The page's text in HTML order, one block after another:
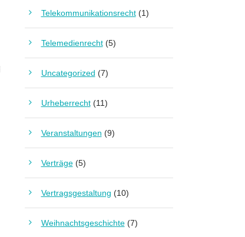
Telekommunikationsrecht(1)
Telemedienrecht(5)
Uncategorized (7)
Urheberrecht(11)
Veranstaltungen (9)
Verträge(5)
Vertragsgestaltung (10)
Weihnachtsgeschichte(7)